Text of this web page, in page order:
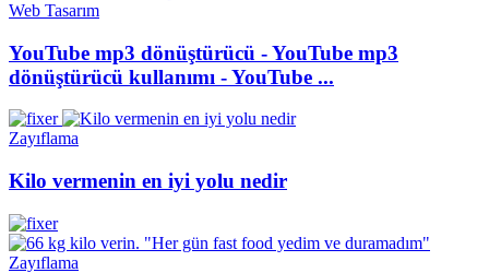
Web Tasarım
YouTube mp3 dönüştürücü - YouTube mp3
dönüştürücü kullanımı - YouTube ...
Zayıflama
Kilo vermenin en iyi yolu nedir
Zayıflama